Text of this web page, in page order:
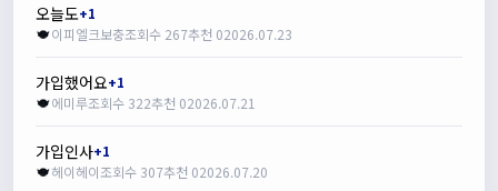
오늘도+1
이피엘크보충조회수 267추천 02026.07.23
가입했어요+1
에미루조회수 322추천 02026.07.21
가입인사+1
헤이헤이조회수 307추천 02026.07.20